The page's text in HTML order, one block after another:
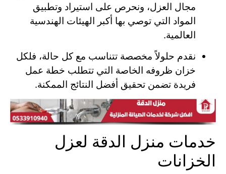
مجال العزل، ونحرص على استيراد وتطبيق
المواد التي توصي بها أكبر الهيئات الهندسية
العالمية.
نقدم حلولاً مخصصة تتناسب مع كل حالة، فلكل
خزان ظروفه الخاصة التي تتطلب خطة عمل
فريدة تضمن تحقيق أفضل النتائج الممكنة.
خدمات منزل الدقة لعزل
الخزانات